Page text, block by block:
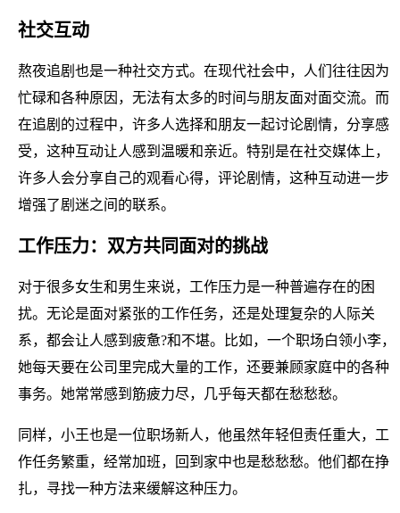
社交互动
熬夜追剧也是一种社交方式。在现代社会中，人们往往因为
忙碌和各种原因，无法有太多的时间与朋友面对面交流。而
在追剧的过程中，许多人选择和朋友一起讨论剧情，分享感
受，这种互动让人感到温暖和亲近。特别是在社交媒体上，
许多人会分享自己的观看心得，评论剧情，这种互动进一步
增强了剧迷之间的联系。
工作压力：双方共同面对的挑战
对于很多女生和男生来说，工作压力是一种普遍存在的困
扰。无论是面对紧张的工作任务，还是处理复杂的人际关
系，都会让人感到疲惫?和不堪。比如，一个职场白领小李，
她每天要在公司里完成大量的工作，还要兼顾家庭中的各种
事务。她常常感到筋疲力尽，几乎每天都在愁愁愁。
同样，小王也是一位职场新人，他虽然年轻但责任重大，工
作任务繁重，经常加班，回到家中也是愁愁愁。他们都在挣
扎，寻找一种方法来缓解这种压力。